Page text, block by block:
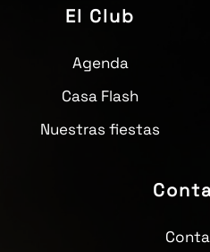
El Club
Agenda
Casa Flash
Nuestras fiestas